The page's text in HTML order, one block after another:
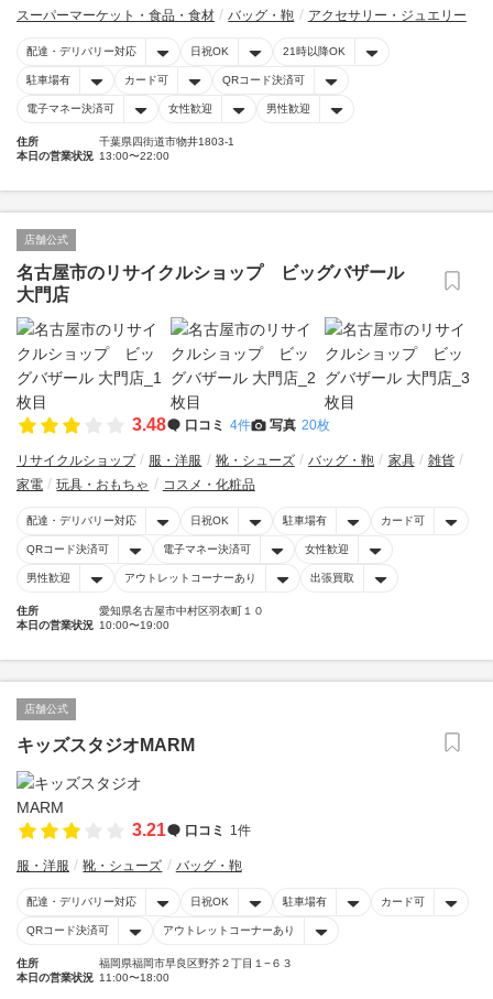
スーパーマーケット・食品・食材 バッグ・鞄 アクセサリー・ジュエリー
配達・デリバリー対応 日祝OK 21時以降OK
駐車場有 カード可 QRコード決済可
電子マネー決済可 女性歓迎 男性歓迎
住所
千葉県四街道市物井1803-1
本日の営業状況 13:00〜22:00
店舗公式
名古屋市のリサイクルショップ ビッグバザール
大門店
3.48 口コミ 4件 写真 20枚
リサイクルショップ 服・洋服 靴・シューズ バッグ・鞄 家具
雑貨
家電
玩具・おもちゃ コスメ・化粧品
配達・デリバリー対応 日祝OK 駐車場有 カード可
QRコード決済可 電子マネー決済可 女性歓迎
男性歓迎 アウトレットコーナーあり 出張買取
住所
愛知県名古屋市中村区羽衣町１０
本日の営業状況 10:00〜19:00
店舗公式
キッズスタジオMARM
3.21 口コミ 1件
服・洋服 靴・シューズ バッグ・鞄
配達・デリバリー対応 日祝OK 駐車場有 カード可
QRコード決済可 アウトレットコーナーあり
住所
福岡県福岡市早良区野芥２丁目１−６３
本日の営業状況 11:00〜18:00